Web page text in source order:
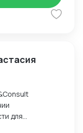
для
России и